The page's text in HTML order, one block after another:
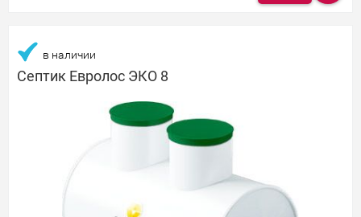
в наличии
Септик Евролос ЭКО 8